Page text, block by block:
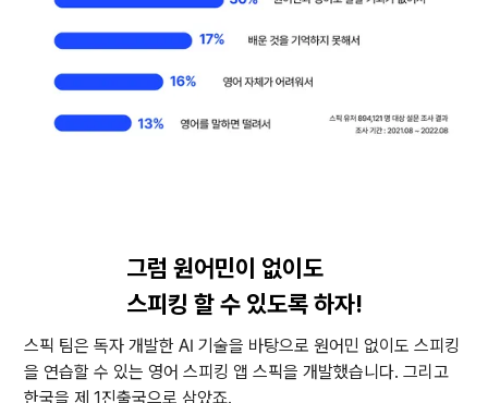
그럼 원어민이 없이도
스피킹 할 수 있도록 하자!
스픽 팀은 독자 개발한 AI 기술을 바탕으로 원어민 없이도 스피킹
을 연습할 수 있는 영어 스피킹 앱 스픽을 개발했습니다. 그리고
한국을 제 1진출국으로 삼았죠.